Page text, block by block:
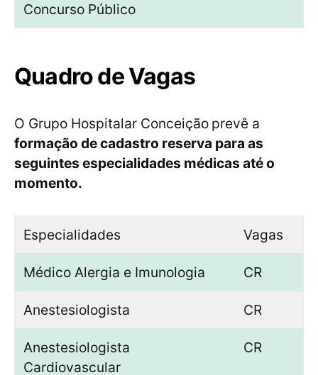
Concurso Público
Quadro de Vagas
O Grupo Hospitalar Conceição prevê a
formação de cadastro reserva para as
seguintes especialidades médicas até o
momento.
Especialidades Vagas
Médico Alergia e Imunologia CR
Anestesiologista CR
Anestesiologista
Cardiovascular
CR